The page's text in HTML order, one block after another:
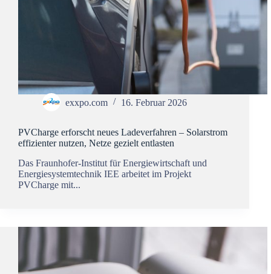
exxpo.com 16. Februar 2026
PVCharge erforscht neues Ladeverfahren – Solarstrom
effizienter nutzen, Netze gezielt entlasten
Das Fraunhofer-Institut für Energiewirtschaft und
Energiesystemtechnik IEE arbeitet im Projekt
PVCharge mit...